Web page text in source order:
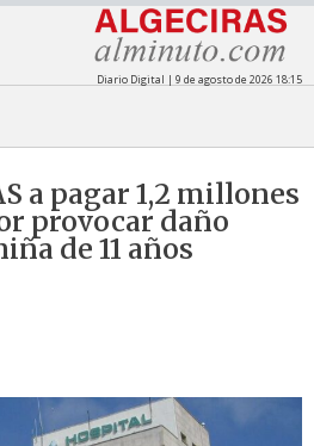
Diario Digital | 9 de agosto de 2026 18:15
a pagar 1,2 millones
provocar daño
de 11 años